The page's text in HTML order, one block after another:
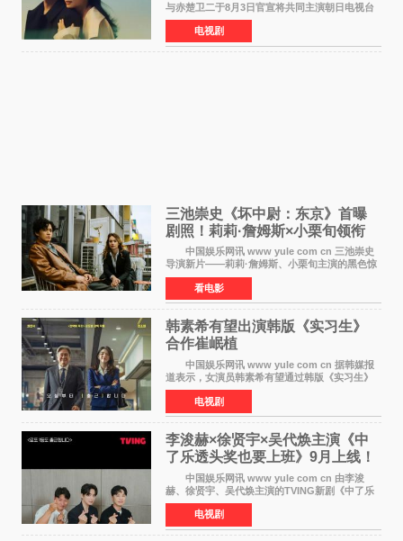
与赤楚卫二于8月3日官宣将共同主演朝日电视台
日剧《兄妹》（10月开播，每周六晚10点播
出）。这也是荣仓奈奈继TBS剧集《为了N》之
后，暌违12年再度担
电视剧
三池崇史《坏中尉：东京》首曝
剧照！莉莉·詹姆斯×小栗旬领衔
黑色惊悚再升级
中国娱乐网讯 www yule com cn 三池崇史
导演新片——莉莉·詹姆斯、小栗旬主演的黑色惊
悚电影《坏中尉：东京》首曝剧照。继阿贝尔·费
拉拉&times;哈威·凯特尔的1992年《坏中尉》和
沃纳·赫
看电影
韩素希有望出演韩版《实习生》
合作崔岷植
中国娱乐网讯 www yule com cn 据韩媒报
道表示，女演员韩素希有望通过韩版《实习生》
回归荧幕，合作前辈演员崔岷植。 根据消息
表示，演员韩素希目前已经结束了电视剧《Y计
划》的拍摄工
电视剧
李浚赫×徐贤宇×吴代焕主演《中
了乐透头奖也要上班》9月上线！
TVING先网后台
中国娱乐网讯 www yule com cn 由李浚
赫、徐贤宇、吴代焕主演的TVING新剧《中了乐
透头奖也要上班》定档9月10日播出，随后于9月
14日起登陆tvN月火档，实现先网后台双平台播出
模式。 本剧改
电视剧